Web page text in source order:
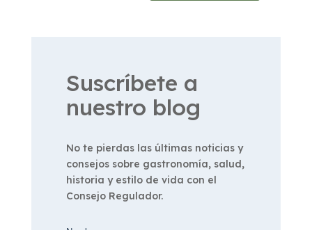
Suscríbete a
nuestro blog
No te pierdas las últimas noticias y
consejos sobre gastronomía, salud,
historia y estilo de vida con el
Consejo Regulador.